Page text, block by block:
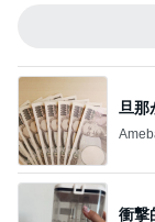
旦
衝撃